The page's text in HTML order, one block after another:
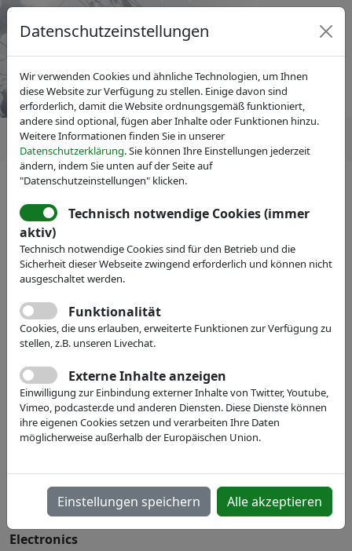
IVAM Fachverband für Mikrotechnik
»inno« 93: "From Chip to
System: Enabling Intelligent
Industry"
Download
From vertical probes to MEMS probe: a change of
paradigm in the test industry?
New Generation of Semiconductor technologies for
The Talent Race in Microtech
Gallium Nitride Plays a Key Role in Greener
Electronics
Datenschutzeinstellungen
Wir verwenden Cookies und ähnliche Technologien, um Ihnen
diese Website zur Verfügung zu stellen. Einige davon sind
erforderlich, damit die Website ordnungsgemäß funktioniert,
andere sind optional, fügen aber Inhalte oder Funktionen hinzu.
Weitere Informationen finden Sie in unserer
Datenschutzerklärung. Sie können Ihre Einstellungen jederzeit
ändern, indem Sie unten auf der Seite auf
"Datenschutzeinstellungen" klicken.
Technisch notwendige Cookies (immer
aktiv)
Technisch notwendige Cookies sind für den Betrieb und die
Sicherheit dieser Webseite zwingend erforderlich und können nicht
ausgeschaltet werden.
Funktionalität
Cookies, die uns erlauben, erweiterte Funktionen zur Verfügung zu
stellen, z.B. unseren Livechat.
Externe Inhalte anzeigen
Einwilligung zur Einbindung externer Inhalte von Twitter, Youtube,
Vimeo, podcaster.de und anderen Diensten. Diese Dienste können
ihre eigenen Cookies setzen und verarbeiten Ihre Daten
möglicherweise außerhalb der Europäischen Union.
Einstellungen speichern Alle akzeptieren